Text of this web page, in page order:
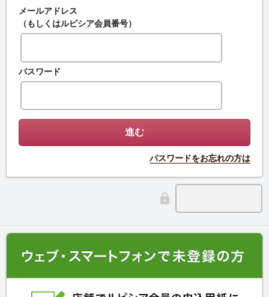
メールアドレス
（もしくはルピシア会員番号）
パスワード
パスワードをお忘れの方は